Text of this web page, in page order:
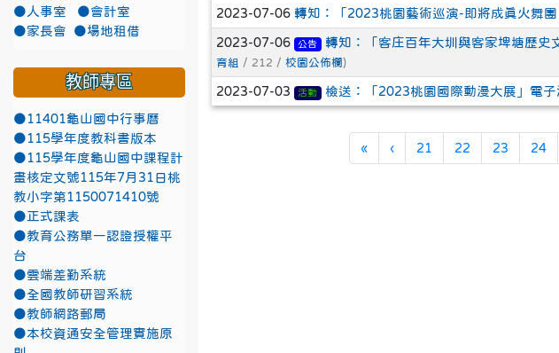
2023-07-06 轉知：「2023桃園藝術巡演-即將成真火舞
2023-07-06 公告 轉知：「客庄百年大圳與客家埤塘歷
育組 / 212 / 校園公佈欄 )
2023-07-03 活動 檢送：「2023桃園國際動漫大展」電子
«第一頁
‹上一頁
21 22 23 24
●人事室
●會計室
●家長會
●場地租借
教師專區
●11401龜山國中行事曆
●115學年度教科書版本
●115學年度龜山國中課程計
畫核定文號115年7月31日桃
教小字第1150071410號
●正式課表
●教育公務單一認證授權平
台
●雲端差勤系統
●全國教師研習系統
●教師網路郵局
●本校資通安全管理實施原